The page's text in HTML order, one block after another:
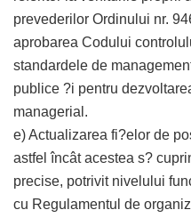
prevederilor Ordinului nr.
aprobarea Codului
standardele de
publice ?i pentru
managerial.
e) Actualizarea fi?elor de
astfel încât acestea s?
precise, potrivit nivelului
cu Regulamentul de